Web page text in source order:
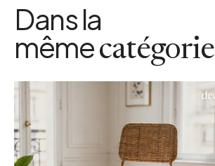
Dans la
mêmecatégorie